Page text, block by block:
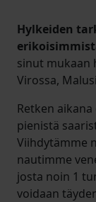
Hylkeiden
sinut mukaan
Virossa,
Retken
pienistä
Viihdytämme
nautimme
josta noin 1
voidaan